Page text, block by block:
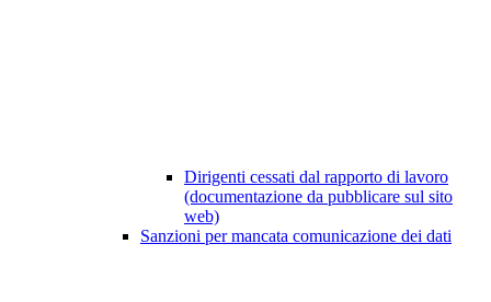
Dirigenti cessati dal rapporto di lavoro
(documentazione da pubblicare sul sito
web)
Sanzioni per mancata comunicazione dei dati